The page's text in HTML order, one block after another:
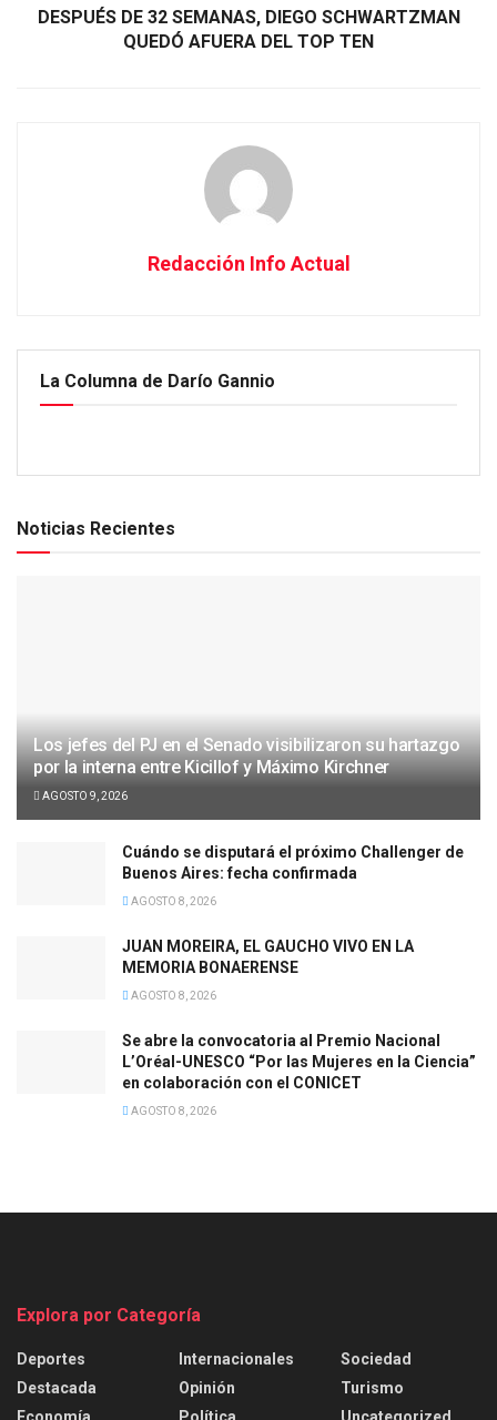
DESPUÉS DE 32 SEMANAS, DIEGO SCHWARTZMAN
QUEDÓ AFUERA DEL TOP TEN
Redacción Info Actual
La Columna de Darío Gannio
Noticias Recientes
Los jefes del PJ en el Senado visibilizaron su hartazgo
por la interna entre Kicillof y Máximo Kirchner
AGOSTO 9, 2026
Cuándo se disputará el próximo Challenger de
Buenos Aires: fecha confirmada
AGOSTO 8, 2026
JUAN MOREIRA, EL GAUCHO VIVO EN LA
MEMORIA BONAERENSE
AGOSTO 8, 2026
Se abre la convocatoria al Premio Nacional
L’Oréal-UNESCO “Por las Mujeres en la Ciencia”
en colaboración con el CONICET
AGOSTO 8, 2026
Explora por Categoría
Deportes
Destacada
Economía
Internacionales
Opinión
Política
Sociedad
Turismo
Uncategorized